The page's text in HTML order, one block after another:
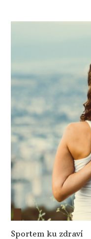
Sportem ku zdraví